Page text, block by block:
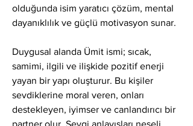
olduğunda isim yaratıcı çözüm, mental
dayanıklılık ve güçlü motivasyon sunar.
Duygusal alanda Ümit ismi; sıcak,
samimi, ilgili ve ilişkide pozitif enerji
yayan bir yapı oluşturur. Bu kişiler
sevdiklerine moral veren, onları
destekleyen, iyimser ve canlandırıcı bir